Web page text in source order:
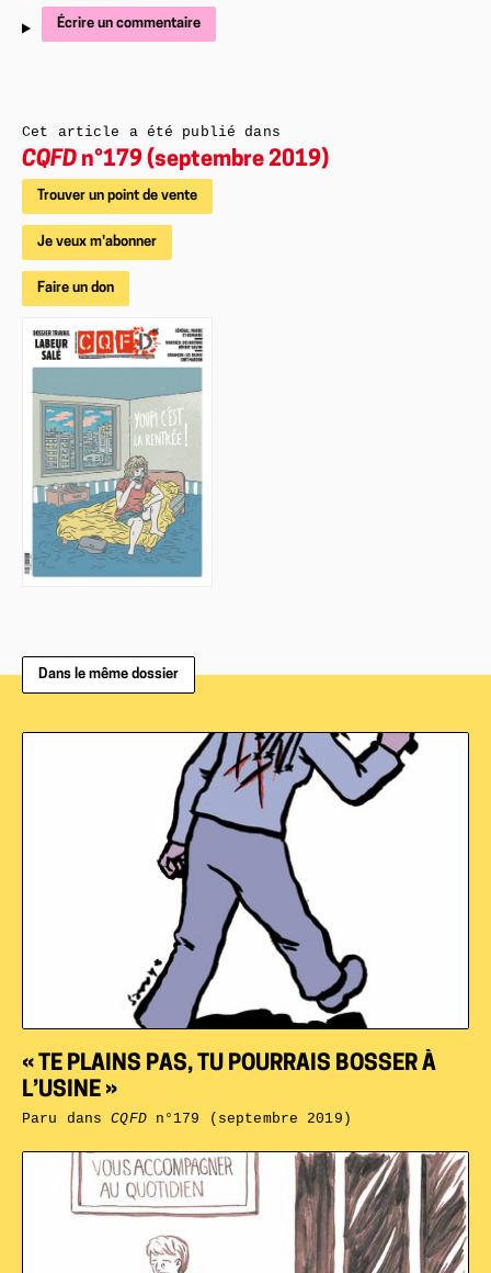
Écrire un commentaire
Cet article a été publié dans
CQFD n°179 (septembre 2019)
Trouver un point de vente
Je veux m'abonner
Faire un don
Dans le même dossier
« TE PLAINS PAS, TU POURRAIS BOSSER À
L’USINE »
Paru dansCQFDn°179 (septembre 2019)